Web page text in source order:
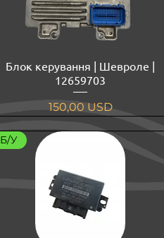
Блок керування | Шевроле |
12659703
Ціна
150,00 USD
Б/У